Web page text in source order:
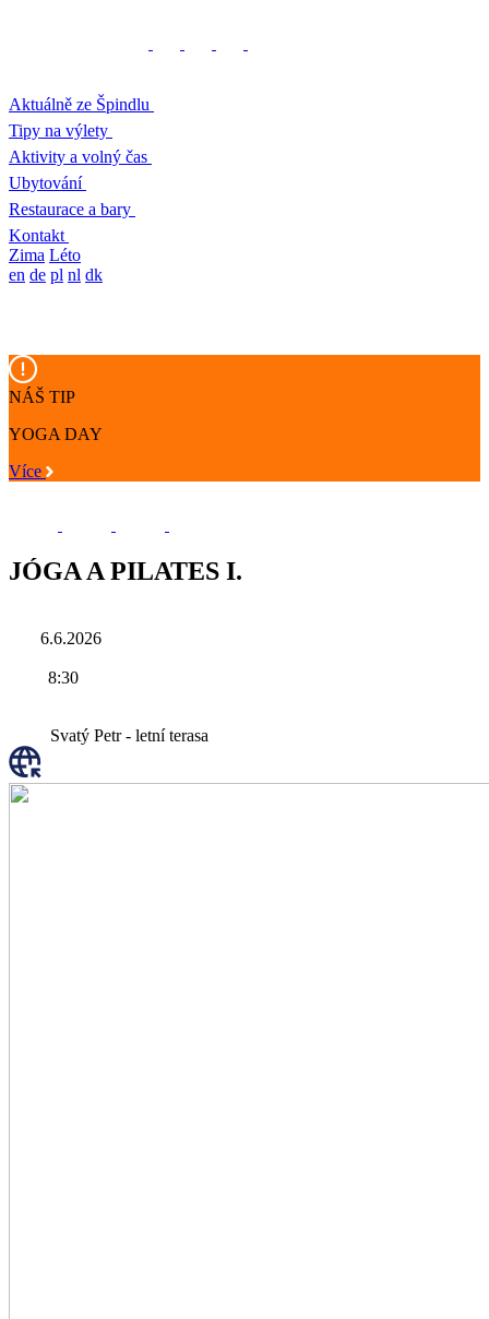
Aktuálně ze Špindlu
Tipy na výlety
Aktivity a volný čas
Ubytování
Restaurace a bary
Kontakt
Zima Léto
en de pl nl dk
NÁŠ TIP
YOGA DAY
Více
JÓGA A PILATES I.
6.6.2026
8:30
Svatý Petr - letní terasa